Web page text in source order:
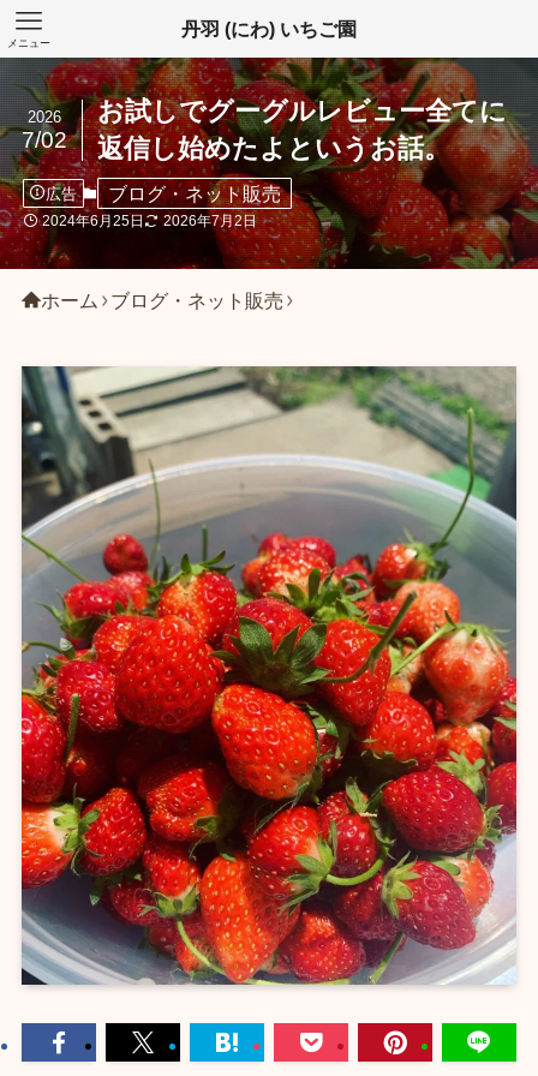
丹羽 (にわ) いちご園
メニュー
お試しでグーグルレビュー全てに
返信し始めたよというお話。
2026
7/02
広告 ブログ・ネット販売
2024年6月25日 2026年7月2日
ホーム ブログ・ネット販売